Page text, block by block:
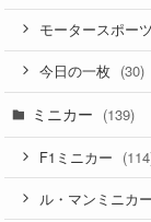
モータースポー
今日の一枚 (30)
ミニカー (139)
F1ミニカー
ル・マンミニカー